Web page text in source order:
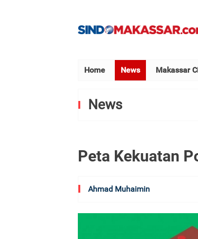
Home News Makassar
News
Peta Kekuatan
Ahmad Muhaimin